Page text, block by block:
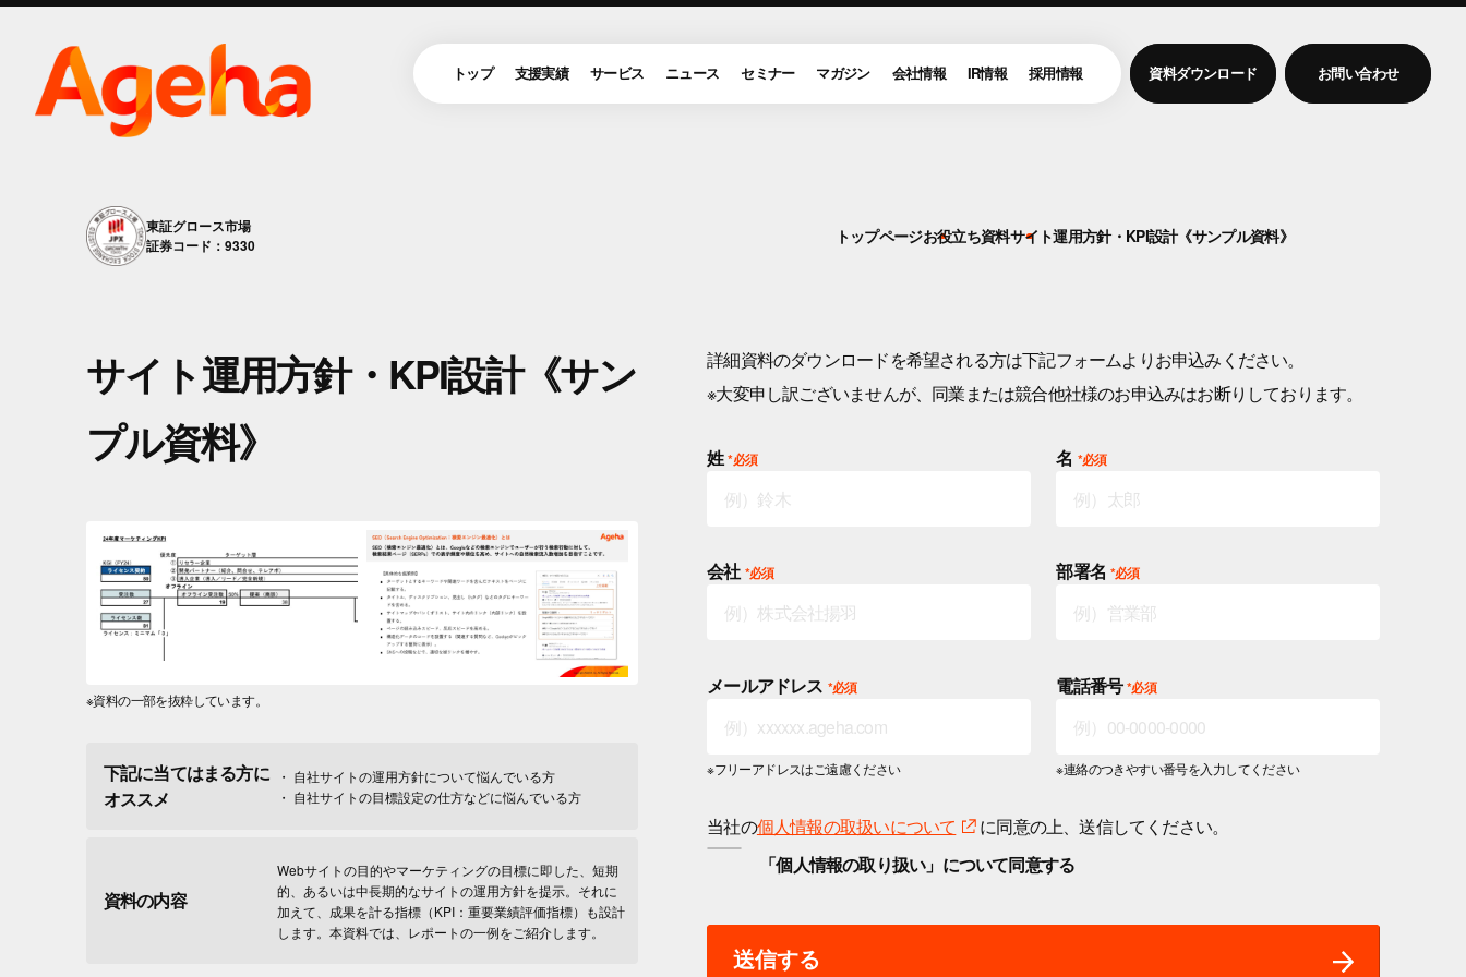
トップ 支援実績 サービス ニュース セミナー マガジン 会社情報 IR情報 採用情報 資料ダウンロード お問い合わせ
東証グロース市場
証券コード：9330
トップページお役立ち資料サイト運用方針・KPI設計《サンプル資料》
サイト運用方針・KPI設計《サン
プル資料》
※資料の一部を抜粋しています。
下記に当てはまる方に
オススメ
自社サイトの運用方針について悩んでいる方
自社サイトの目標設定の仕方などに悩んでいる方
資料の内容
Webサイトの目的やマーケティングの目標に即した、短期
的、あるいは中長期的なサイトの運用方針を提示。それに
加えて、成果を計る指標（KPI：重要業績評価指標）も設計
します。本資料では、レポートの一例をご紹介します。
詳細資料のダウンロードを希望される方は下記フォームよりお申込みください。
※大変申し訳ございませんが、同業または競合他社様のお申込みはお断りしております。
姓 名
会社 部署名
メールアドレス
※フリーアドレスはご遠慮ください
電話番号
※連絡のつきやすい番号を入力してください
当社の個人情報の取扱いについて に同意の上、送信してください。
「個人情報の取り扱い」について同意する
送信する